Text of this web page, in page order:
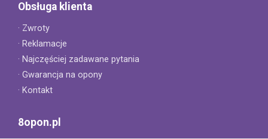
Obsługa klienta
· Zwroty
· Reklamacje
· Najczęściej zadawane pytania
· Gwarancja na opony
· Kontakt
8opon.pl